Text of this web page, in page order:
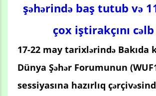
şəhərində baş tutub və
çox iştirakçını
17-22 may tarixlərində Bakıda
Dünya Şəhər Forumunun
sessiyasına hazırlıq